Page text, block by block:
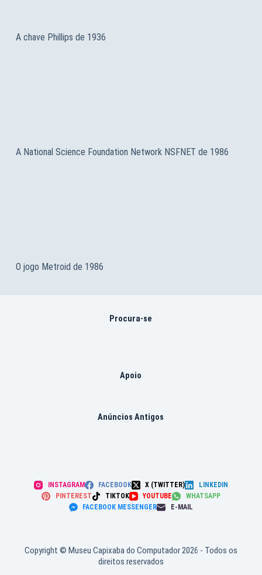
A chave Phillips de 1936
A National Science Foundation Network NSFNET de 1986
O jogo Metroid de 1986
Procura-se
Apoio
Anúncios Antigos
INSTAGRAM FACEBOOK X (TWITTER)
LINKEDIN
PINTEREST
TIKTOK YOUTUBE
WHATSAPP
FACEBOOK MESSENGER
E-MAIL
Copyright © Museu Capixaba do Computador 2026 - Todos os
direitos reservados